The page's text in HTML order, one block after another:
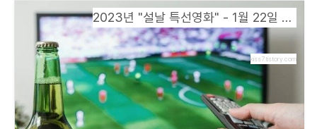
2023년 "설날 특선영화" - 1월 22일 일요일 (지상파, 케이블 방송 TV편성표 총정리)
kiss7.tistory.com